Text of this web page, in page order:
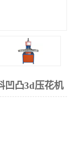
凹凸3d压花机